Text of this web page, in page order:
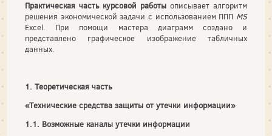
Практическая часть курсовой работы описывает алгоритм
решения экономической задачи с использованием ППП MS
Exсel. При помощи мастера диаграмм создано и
представлено графическое изображение табличных
данных.
1. Теоретическая часть
«Технические средства защиты от утечки информации»
1.1. Возможные каналы утечки информации